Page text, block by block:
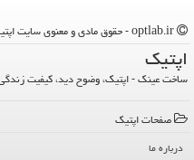
اپتیك
ساخت عینک - اپتیک، وضوح دید، کیفیت زندگی.
صفحات اپتیك
درباره ما